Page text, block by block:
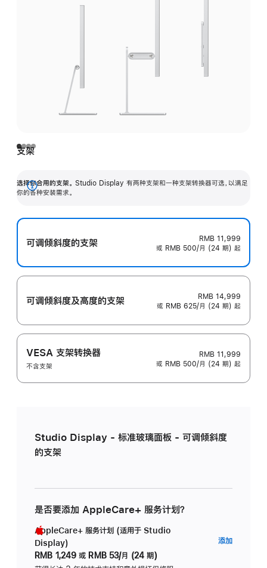
支架
选择你合用的支架。 Studio Display 有两种支架和一种支架转换器可选，以满足
你的各种安装需求。
展
可调倾斜度的支架
RMB 11,999
或 RMB 500/月 (24 期) 起
可调倾斜度及高‍度的支‍架
RMB 14,999
或 RMB 625/月 (24 期) 起
VESA 支架转换器
不含支架
RMB 11,999
或 RMB 500/月 (24 期) 起
Studio Display - 标准玻璃面板 - 可调倾斜度
的支架
是否要添加 AppleCare+ 服务计划？
AppleCare+ 服务计划 (适用于 Studio
Display)
RMB 1,249 或 RMB 53/月 (24 期)
添加